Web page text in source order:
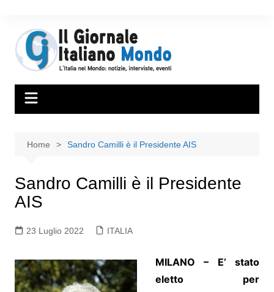
Home Sandro Camilli è il Presidente AIS
Sandro Camilli è il Presidente
AIS
23 Luglio 2022 ITALIA
MILANO – E’ stato
eletto per